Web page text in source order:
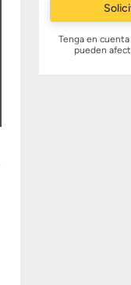
Tenga en
pueden